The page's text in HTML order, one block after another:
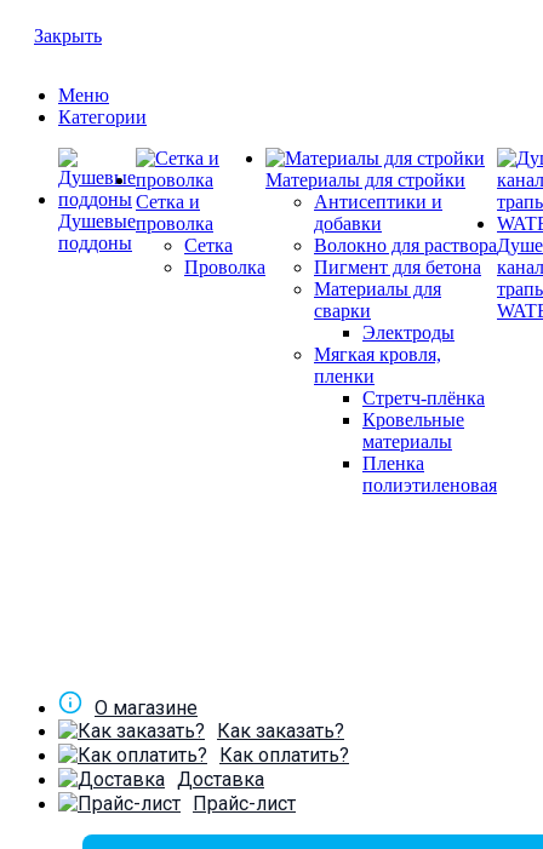
Закрыть
Меню
Категории
Душевые
поддоны
Сетка и
проволка
Сетка
Проволка
Материалы для стройки
Антисептики и
добавки
Волокно для раствора
Пигмент для бетона
Материалы для
сварки
Электроды
Мягкая кровля,
пленки
Стретч-плёнка
Кровельные
материалы
Пленка
полиэтиленовая
О магазине
Как заказать?
Как оплатить?
Доставка
Прайс-лист